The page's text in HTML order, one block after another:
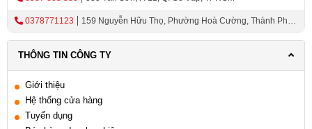
0378771123
159 Nguyễn Hữu Thọ, Phường Hoà Cường, Thành Phố
THÔNG TIN CÔNG TY
Giới thiệu
Hệ thống cửa hàng
Tuyển dụng